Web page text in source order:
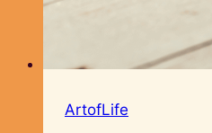
ArtofLife